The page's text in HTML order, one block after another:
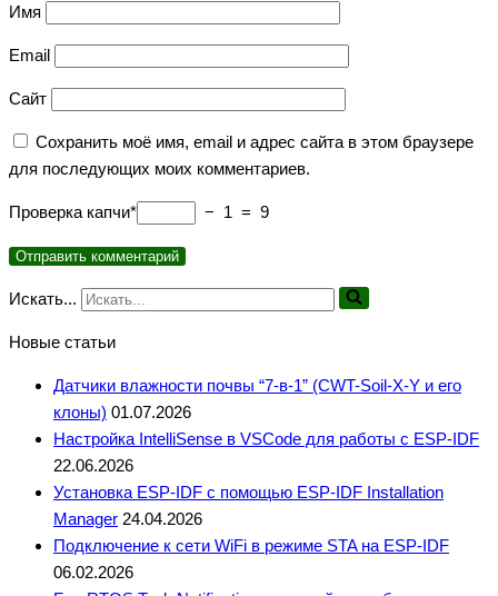
Имя
Email
Сайт
Сохранить моё имя, email и адрес сайта в этом браузере
для последующих моих комментариев.
Проверка капчи* − 1 = 9
Искать...
Новые статьи
Датчики влажности почвы “7-в-1” (CWT-Soil-X-Y и его
клоны) 01.07.2026
Настройка IntelliSense в VSCode для работы с ESP-IDF
22.06.2026
Установка ESP-IDF с помощью ESP-IDF Installation
Manager 24.04.2026
Подключение к сети WiFi в режиме STA на ESP-IDF
06.02.2026